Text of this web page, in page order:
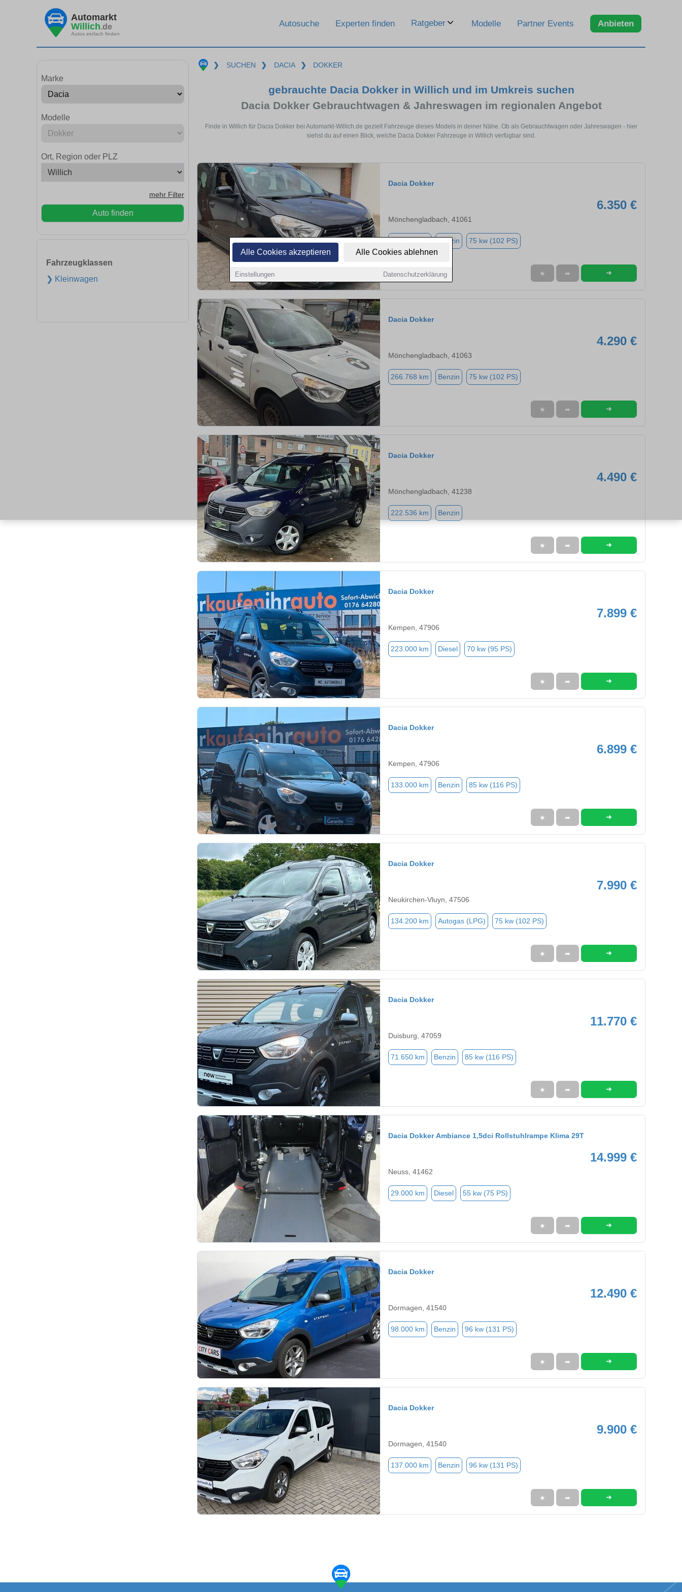
Alle Cookies akzeptieren Alle Cookies ablehnen
Einstellungen Datenschutzerklärung
Automarkt
Willich.de
Autos einfach finden
Autosuche Experten finden Ratgeber Modelle Partner Events Anbieten
Marke
Modelle
Ort, Region oder PLZ
mehr Filter
Auto finden
Fahrzeugklassen
❯ Kleinwagen
❯ SUCHEN ❯ DACIA ❯ DOKKER
gebrauchte Dacia Dokker in Willich und im Umkreis suchen
Dacia Dokker Gebrauchtwagen & Jahreswagen im regionalen Angebot
Finde in Willich für Dacia Dokker bei Automarkt-Willich.de gezielt Fahrzeuge dieses Models in deiner Nähe. Ob als Gebrauchtwagen oder Jahreswagen - hier
siehst du auf einen Blick, welche Dacia Dokker Fahrzeuge in Willich verfügbar sind.
Dacia Dokker
6.350 €
Mönchengladbach, 41061
Benzin 75 kw (102 PS)
★ ➦ ➜
Dacia Dokker
4.290 €
Mönchengladbach, 41063
266.768 km Benzin 75 kw (102 PS)
★ ➦ ➜
Dacia Dokker
4.490 €
Mönchengladbach, 41238
222.536 km Benzin
★ ➦ ➜
Dacia Dokker
7.899 €
Kempen, 47906
223.000 km Diesel 70 kw (95 PS)
★ ➦ ➜
Dacia Dokker
6.899 €
Kempen, 47906
133.000 km Benzin 85 kw (116 PS)
★ ➦ ➜
Dacia Dokker
7.990 €
Neukirchen-Vluyn, 47506
134.200 km Autogas (LPG) 75 kw (102 PS)
★ ➦ ➜
Dacia Dokker
11.770 €
Duisburg, 47059
71.650 km Benzin 85 kw (116 PS)
★ ➦ ➜
Dacia Dokker Ambiance 1,5dci Rollstuhlrampe Klima 29T
14.999 €
Neuss, 41462
29.000 km Diesel 55 kw (75 PS)
★ ➦ ➜
Dacia Dokker
12.490 €
Dormagen, 41540
98.000 km Benzin 96 kw (131 PS)
★ ➦ ➜
Dacia Dokker
9.900 €
Dormagen, 41540
137.000 km Benzin 96 kw (131 PS)
★ ➦ ➜